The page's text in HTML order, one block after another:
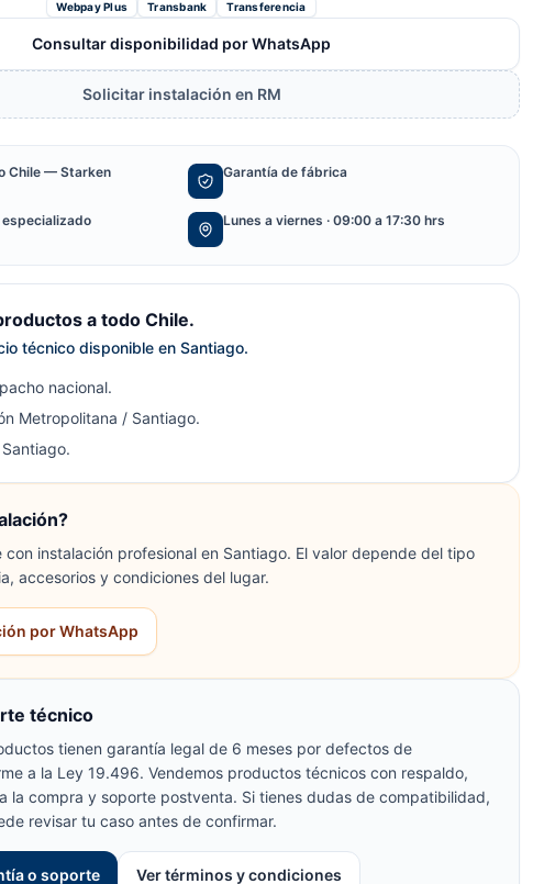
Webpay Plus Transbank Transferencia
Consultar disponibilidad por WhatsApp
Solicitar instalación en RM
Chile — Starken Garantía de fábrica
Lunes a viernes · 09:00 a 17:30 hrs
a todo Chile.
técnico disponible en Santiago.
nacional.
Metropolitana / Santiago.
Santiago.
con instalación profesional en Santiago. El valor depende del tipo
accesorios y condiciones del lugar.
por WhatsApp
técnico
tienen garantía legal de 6 meses por defectos de
a la Ley 19.496. Vendemos productos técnicos con respaldo,
la compra y soporte postventa. Si tienes dudas de compatibilidad,
revisar tu caso antes de confirmar.
o soporte Ver términos y condiciones